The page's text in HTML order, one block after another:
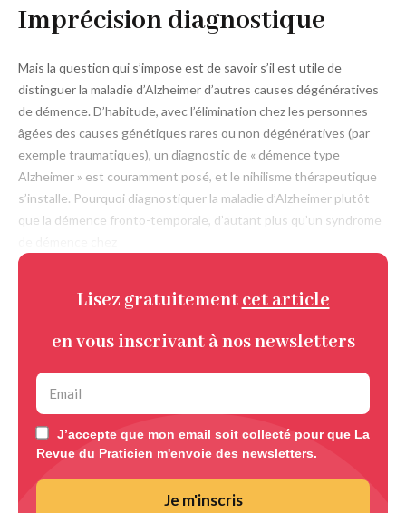
Imprécision diagnostique
Mais la question qui s’impose est de savoir s’il est utile de
distinguer la ­maladie d’Alzheimer d’autres causes dégénératives
de démence. D’habitude, avec l’élimination chez les personnes
âgées des causes génétiques rares ou non dégénératives (par
exemple traumatiques), un diagnostic de « démence type
Alzheimer » est ­couramment posé, et le nihilisme théra­peutique
s’installe. Pourquoi diagnostiquer la maladie d’Alzheimer plutôt
que la démence fronto-temporale, d’autant plus qu’un syndrome
Lisez gratuitement cet article
en vous inscrivant à nos newsletters
J’accepte que mon email soit collecté pour que La
Revue du Praticien m'envoie des newsletters.
Je m'inscris